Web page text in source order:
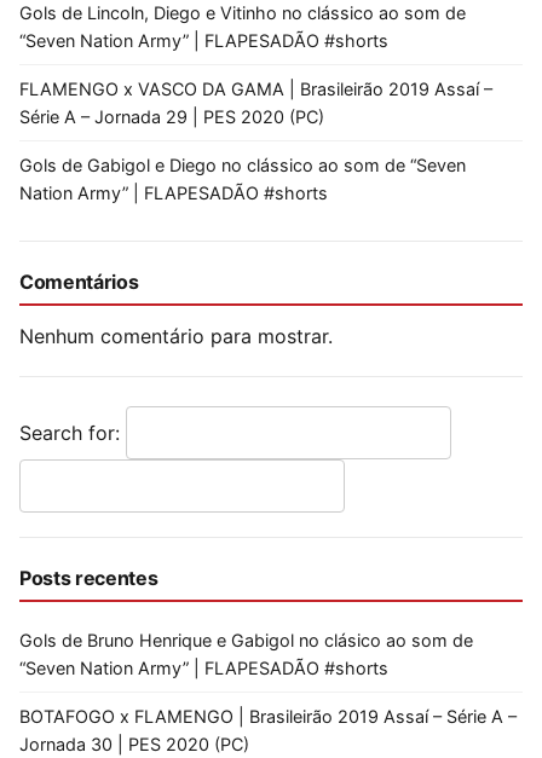
Gols de Lincoln, Diego e Vitinho no clássico ao som de
“Seven Nation Army” | FLAPESADÃO #shorts
FLAMENGO x VASCO DA GAMA | Brasileirão 2019 Assaí –
Série A – Jornada 29 | PES 2020 (PC)
Gols de Gabigol e Diego no clássico ao som de “Seven
Nation Army” | FLAPESADÃO #shorts
Comentários
Nenhum comentário para mostrar.
Search for:
Posts recentes
Gols de Bruno Henrique e Gabigol no clásico ao som de
“Seven Nation Army” | FLAPESADÃO #shorts
BOTAFOGO x FLAMENGO | Brasileirão 2019 Assaí – Série A –
Jornada 30 | PES 2020 (PC)